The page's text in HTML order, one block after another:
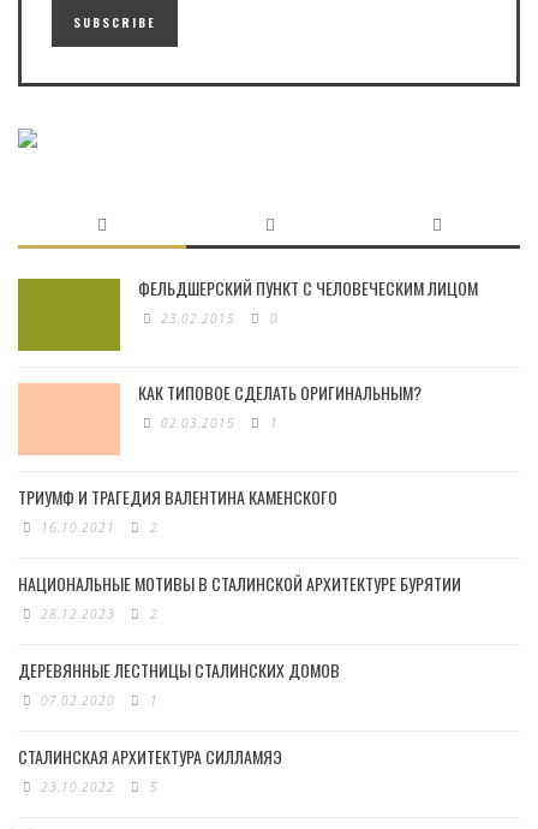
ФЕЛЬДШЕРСКИЙ ПУНКТ С ЧЕЛОВЕЧЕСКИМ ЛИЦОМ
23.02.2015 0
КАК ТИПОВОЕ СДЕЛАТЬ ОРИГИНАЛЬНЫМ?
02.03.2015 1
ТРИУМФ И ТРАГЕДИЯ ВАЛЕНТИНА КАМЕНСКОГО
16.10.2021 2
НАЦИОНАЛЬНЫЕ МОТИВЫ В СТАЛИНСКОЙ АРХИТЕКТУРЕ БУРЯТИИ
28.12.2023 2
ДЕРЕВЯННЫЕ ЛЕСТНИЦЫ СТАЛИНСКИХ ДОМОВ
07.02.2020 1
СТАЛИНСКАЯ АРХИТЕКТУРА СИЛЛАМЯЭ
23.10.2022 5